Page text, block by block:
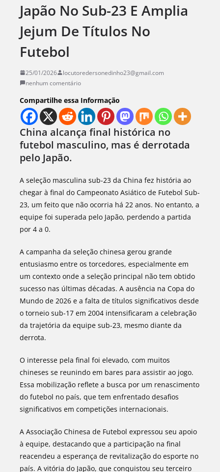
Japão No Sub-23 E Amplia
Jejum De Títulos No
Futebol
25/01/2026
locutoredersonedinho23@gmail.com
nenhum comentário
Compartilhe essa Informação
China alcança final histórica no
futebol masculino, mas é derrotada
pelo Japão.
A seleção masculina sub-23 da China fez história ao
chegar à final do Campeonato Asiático de Futebol Sub-
23, um feito que não ocorria há 22 anos. No entanto, a
equipe foi superada pelo Japão, perdendo a partida
por 4 a 0.
A campanha da seleção chinesa gerou grande
entusiasmo entre os torcedores, especialmente em
um contexto onde a seleção principal não tem obtido
sucesso nas últimas décadas. A ausência na Copa do
Mundo de 2026 e a falta de títulos significativos desde
o torneio sub-17 em 2004 intensificaram a celebração
da trajetória da equipe sub-23, mesmo diante da
derrota.
O interesse pela final foi elevado, com muitos
chineses se reunindo em bares para assistir ao jogo.
Essa mobilização reflete a busca por um renascimento
do futebol no país, que tem enfrentado desafios
significativos em competições internacionais.
A Associação Chinesa de Futebol expressou seu apoio
à equipe, destacando que a participação na final
reacendeu a esperança de revitalização do esporte no
país. A vitória do Japão, que conquistou seu terceiro